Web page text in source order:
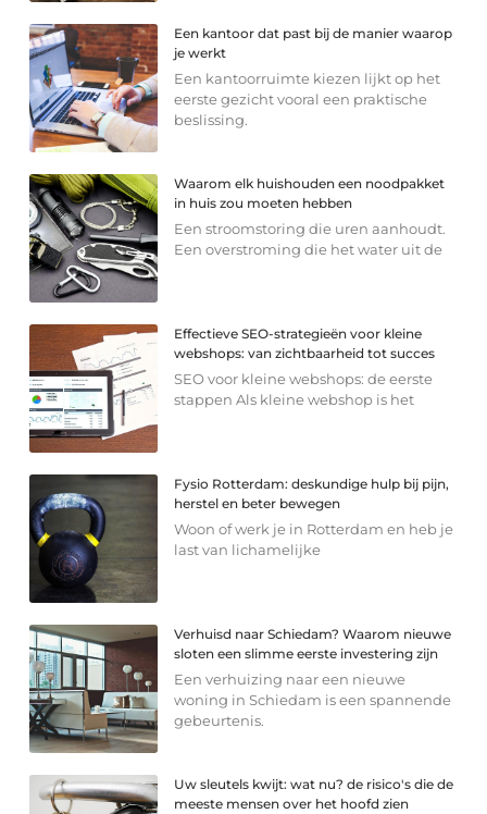
Een kantoor dat past bij de manier waarop
je werkt
Een kantoorruimte kiezen lijkt op het
eerste gezicht vooral een praktische
beslissing.
Waarom elk huishouden een noodpakket
in huis zou moeten hebben
Een stroomstoring die uren aanhoudt.
Een overstroming die het water uit de
Effectieve SEO-strategieën voor kleine
webshops: van zichtbaarheid tot succes
SEO voor kleine webshops: de eerste
stappen Als kleine webshop is het
Fysio Rotterdam: deskundige hulp bij pijn,
herstel en beter bewegen
Woon of werk je in Rotterdam en heb je
last van lichamelijke
Verhuisd naar Schiedam? Waarom nieuwe
sloten een slimme eerste investering zijn
Een verhuizing naar een nieuwe
woning in Schiedam is een spannende
gebeurtenis.
Uw sleutels kwijt: wat nu? de risico's die de
meeste mensen over het hoofd zien